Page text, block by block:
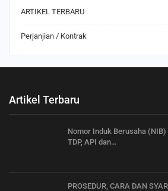
ARTIKEL TERBARU
Perjanjian / Kontrak
Artikel Terbaru
Nomor Induk Berusaha (NIB)
TDP, API dan…
PROSEDUR, CARA DAN